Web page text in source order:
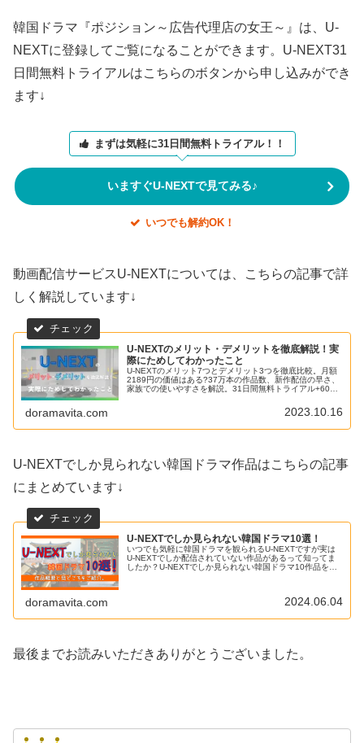
韓国ドラマ『ポジション～広告代理店の女王～』は、U-
NEXTに登録してご覧になることができます。U-NEXT31
日間無料トライアルはこちらのボタンから申し込みができ
ます↓
まずは気軽に31日間無料トライアル！！
いますぐU-NEXTで見てみる♪
いつでも解約OK！
動画配信サービスU-NEXTについては、こちらの記事で詳
しく解説しています↓
U-NEXTのメリット・デメリットを徹底解説！実
際にためしてわかったこと
U-NEXTのメリット7つとデメリット3つを徹底比較。月額
2189円の価値はある?37万本の作品数、新作配信の早さ、
家族での使いやすさを解説。31日間無料トライアル+600
doramavita.com 2023.10.16
U-NEXTでしか見られない韓国ドラマ作品はこちらの記事
にまとめています↓
U-NEXTでしか見られない韓国ドラマ10選！
いつでも気軽に韓国ドラマを観られるU-NEXTですが実は
U-NEXTでしか配信されていない作品があるって知ってま
したか？U-NEXTでしか見られない韓国ドラマ10作品を紹
doramavita.com 2024.06.04
最後までお読みいただきありがとうございました。